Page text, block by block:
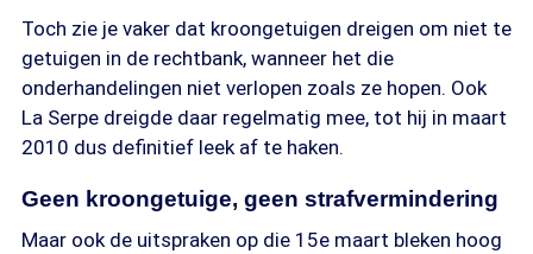
Toch zie je vaker dat kroongetuigen dreigen om niet te
getuigen in de rechtbank, wanneer het die
onderhandelingen niet verlopen zoals ze hopen. Ook
La Serpe dreigde daar regelmatig mee, tot hij in maart
2010 dus definitief leek af te haken.
Geen kroongetuige, geen strafvermindering
Maar ook de uitspraken op die 15e maart bleken hoog